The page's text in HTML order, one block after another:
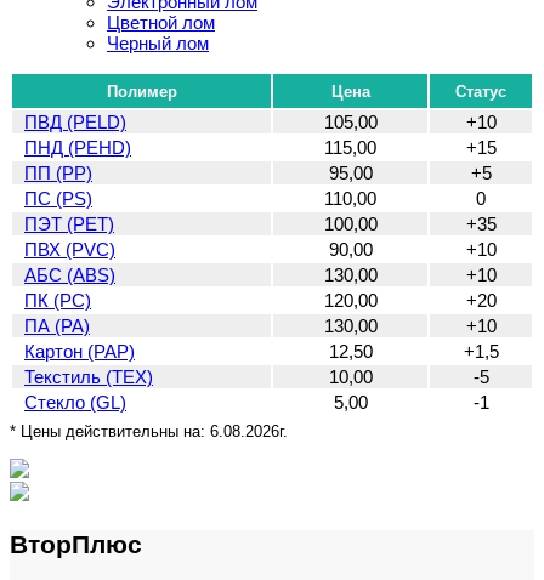
Цветной лом
Черный лом
Полимер Цена Статус
ПВД (PELD) 105,00
+10
ПНД (PEHD)
115,00
+15
ПП (PP)
95,00
+5
ПС (PS)
110,00
0
ПЭТ (PET)
100,00
+35
ПВХ (PVC)
90,00
+10
АБС (ABS)
130,00
+10
ПК (PC)
120,00
+20
ПА (PA)
130,00
+10
Картон (PAP)
12,50
+1,5
Текстиль (TEX)
10,00
-5
Стекло (GL)
5,00 -1
* Цены действительны на: 6.08.2026г.
ВторПлюс